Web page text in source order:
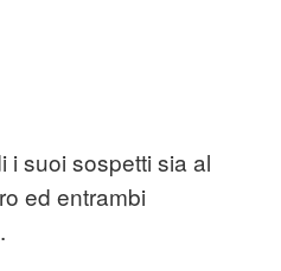
i suoi sospetti sia al
ed entrambi